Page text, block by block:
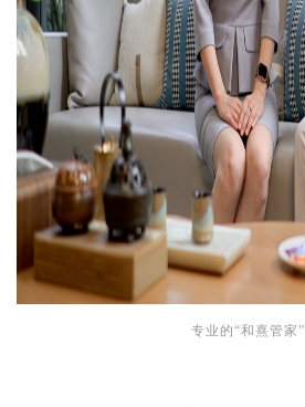
专业的“和熹管家”